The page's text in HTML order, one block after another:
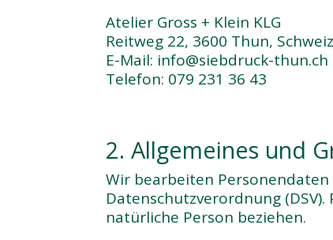
Atelier Gross + Klein KLG
Reitweg 22, 3600 Thun, Schweiz
E-Mail: info@siebdruck-thun.ch
Telefon: 079 231 36 43
2. Allgemeines und
Wir bearbeiten Personendaten
Datenschutzverordnung
natürliche Person beziehen.